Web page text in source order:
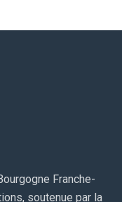
Franche-
soutenue par la